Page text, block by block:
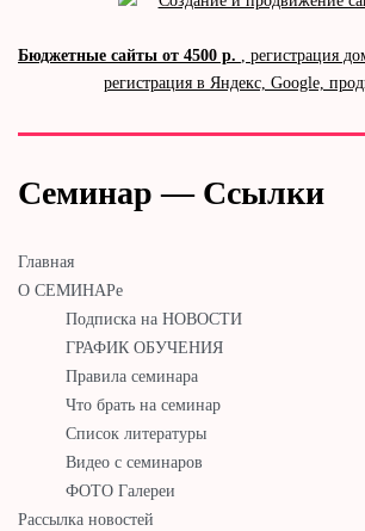
Бюджетные сайты от 4500 р. , регистрация
регистрация в Яндекс, Google,
Семинар — Ссылки
Главная
О СЕМИНАРе
Подписка на НОВОСТИ
ГРАФИК ОБУЧЕНИЯ
Правила семинара
Что брать на семинар
Список литературы
Видео с семинаров
ФОТО Галереи
Рассылка новостей